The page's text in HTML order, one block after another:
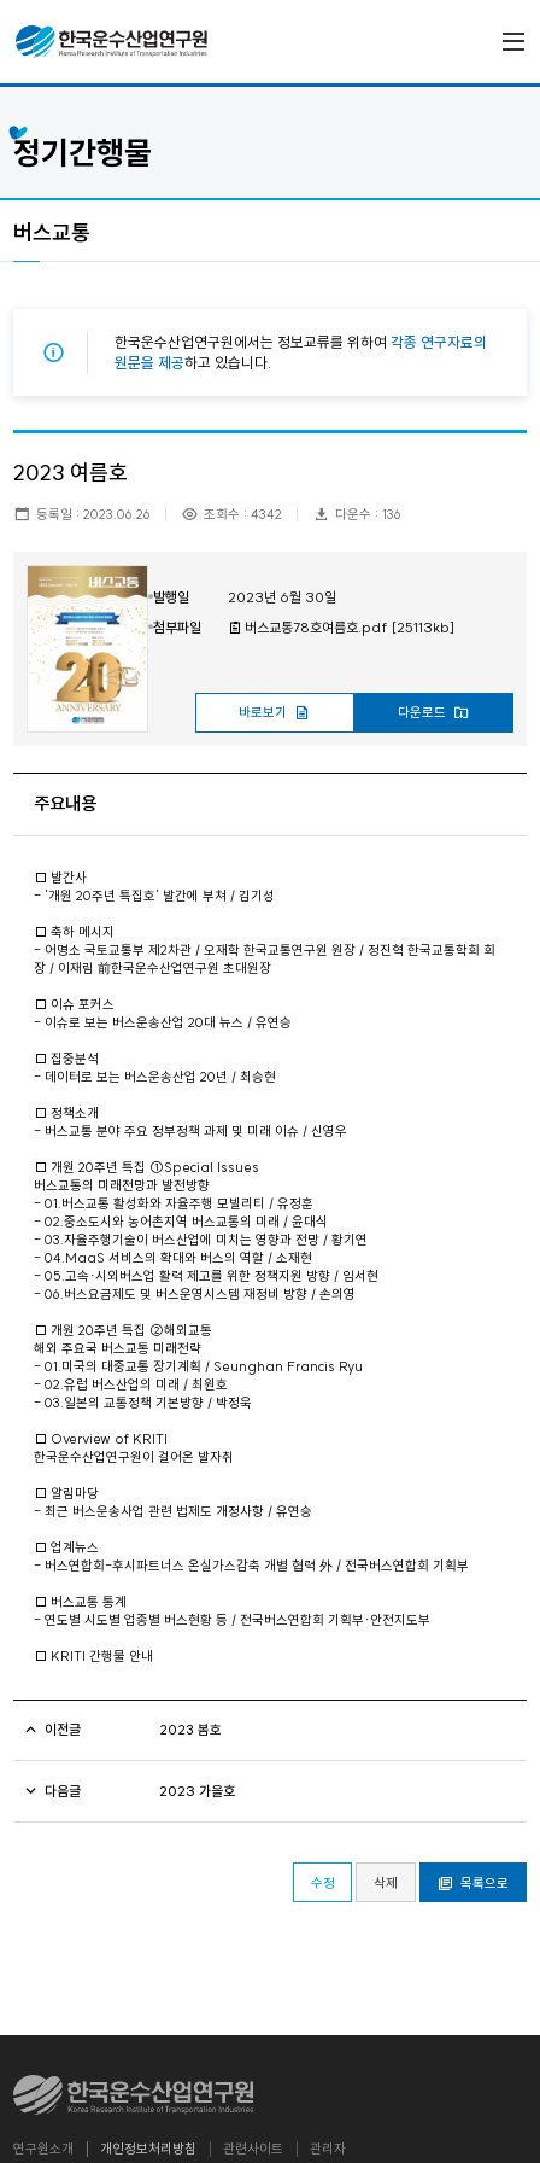
정기간행물
버스교통
한국운수산업연구원에서는 정보교류를 위하여 각종 연구자료의
원문을 제공하고 있습니다.
2023 여름호
등록일 : 2023.06.26 조회수 : 4342 다운수 : 136
발행일
2023년 6월 30일
첨부파일
버스교통78호여름호.pdf [25113kb]
바로보기 다운로드
주요내용
□ 발간사
- '개원 20주년 특집호' 발간에 부쳐 / 김기성
□ 축하 메시지
- 어명소 국토교통부 제2차관 / 오재학 한국교통연구원 원장 / 정진혁 한국교통학회 회
장 / 이재림 前한국운수산업연구원 초대원장
□ 이슈 포커스
- 이슈로 보는 버스운송산업 20대 뉴스 / 유연승
□ 집중분석
- 데이터로 보는 버스운송산업 20년 / 최승현
□ 정책소개
- 버스교통 분야 주요 정부정책 과제 및 미래 이슈 / 신영우
□ 개원 20주년 특집 ①Special Issues
버스교통의 미래전망과 발전방향
- 01.버스교통 활성화와 자율주행 모빌리티 / 유정훈
- 02.중소도시와 농어촌지역 버스교통의 미래 / 윤대식
- 03.자율주행기술이 버스산업에 미치는 영향과 전망 / 황기연
- 04.MaaS 서비스의 확대와 버스의 역할 / 소재현
- 05.고속·시외버스업 활력 제고를 위한 정책지원 방향 / 임서현
- 06.버스요금제도 및 버스운영시스템 재정비 방향 / 손의영
□ 개원 20주년 특집 ②해외교통
해외 주요국 버스교통 미래전략
- 01.미국의 대중교통 장기계획 / Seunghan Francis Ryu
- 02.유럽 버스산업의 미래 / 최원호
- 03.일본의 교통정책 기본방향 / 박정욱
□ Overview of KRITI
한국운수산업연구원이 걸어온 발자취
□ 알림마당
- 최근 버스운송사업 관련 법제도 개정사항 / 유연승
□ 업계뉴스
- 버스연합회-후시파트너스 온실가스감축 개별 협력 外 / 전국버스연합회 기획부
□ 버스교통 통계
- 연도별 시도별 업종별 버스현황 등 / 전국버스연합회 기획부·안전지도부
□ KRITI 간행물 안내
이전글 2023 봄호
다음글 2023 가을호
수정 삭제 목록으로
연구원소개 개인정보처리방침 관련사이트 관리자